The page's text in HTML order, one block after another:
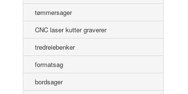
tømmersager
CNC laser kutter graverer
tredreiebenker
formatsag
bordsager